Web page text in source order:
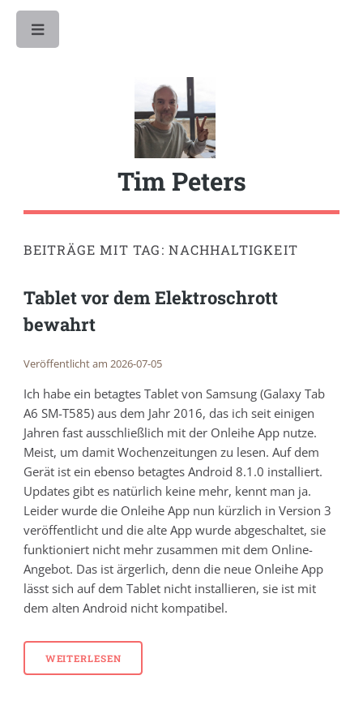
Tim Peters
BEITRÄGE MIT TAG: NACHHALTIGKEIT
Tablet vor dem Elektroschrott
bewahrt
Veröffentlicht am 2026-07-05
Ich habe ein betagtes Tablet von Samsung (Galaxy Tab
A6 SM-T585) aus dem Jahr 2016, das ich seit einigen
Jahren fast ausschließlich mit der Onleihe App nutze.
Meist, um damit Wochenzeitungen zu lesen. Auf dem
Gerät ist ein ebenso betagtes Android 8.1.0 installiert.
Updates gibt es natürlich keine mehr, kennt man ja.
Leider wurde die Onleihe App nun kürzlich in Version 3
veröffentlicht und die alte App wurde abgeschaltet, sie
funktioniert nicht mehr zusammen mit dem Online-
Angebot. Das ist ärgerlich, denn die neue Onleihe App
lässt sich auf dem Tablet nicht installieren, sie ist mit
dem alten Android nicht kompatibel.
WEITERLESEN